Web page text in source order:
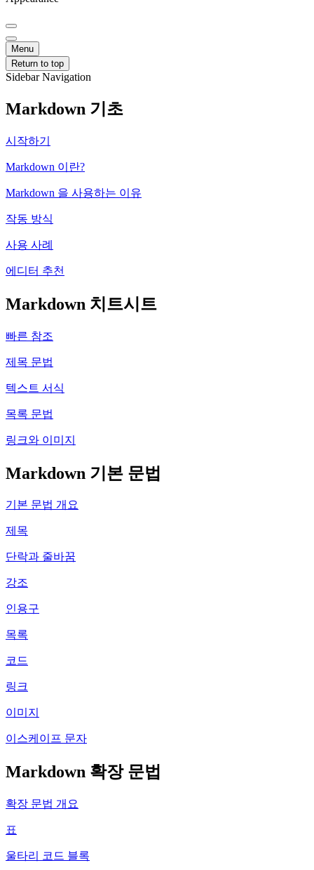
Menu
Return to top
Sidebar Navigation
Markdown 기초
시작하기
Markdown 이란?
Markdown 을 사용하는 이유
작동 방식
사용 사례
에디터 추천
Markdown 치트시트
빠른 참조
제목 문법
텍스트 서식
목록 문법
링크와 이미지
Markdown 기본 문법
기본 문법 개요
제목
단락과 줄바꿈
강조
인용구
목록
코드
링크
이미지
이스케이프 문자
Markdown 확장 문법
확장 문법 개요
표
울타리 코드 블록